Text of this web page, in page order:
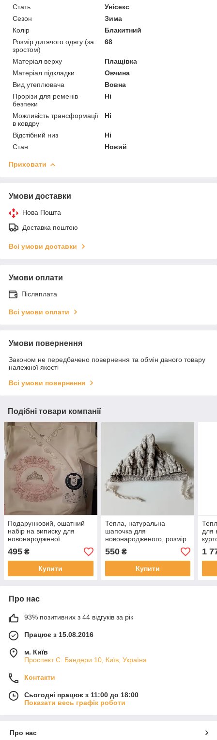
Стать
Унісекс
Сезон
Зима
Колір
Блакитний
Розмір дитячого одягу (за
зростом)
68
Матеріал верху
Плащівка
Матеріал підкладки
Овчина
Вид утеплювача
Вовна
Прорізи для ременів
безпеки
Ні
Можливість трансформації
в ковдру
Ні
Відстібний низ
Ні
Стан
Новий
Приховати
Умови доставки
Нова Пошта
Доставка поштою
Всі умови доставки
Умови оплати
Післяплата
Всі умови оплати
Умови повернення
Законом не передбачено повернення та обмін даного товару
належної якості
Всі умови повернення
Подібні товари компанії
Подарунковий, ошатний
набір на виписку для
новонародженої
"Принцеса" (Miniworld
495 ₴
Купити
Тепла, натуральна
шапочка для
новонародженого, розмір
40 — 42
550₴
Купити
для
62-
1
Про нас
93% позитивних з 44 відгуків за рік
Працює з 15.08.2016
м. Київ
Проспект С. Бандери 10, Київ, Україна
Контакти
Сьогодні працює з 11:00 до 18:00
Показати весь графік роботи
Про нас